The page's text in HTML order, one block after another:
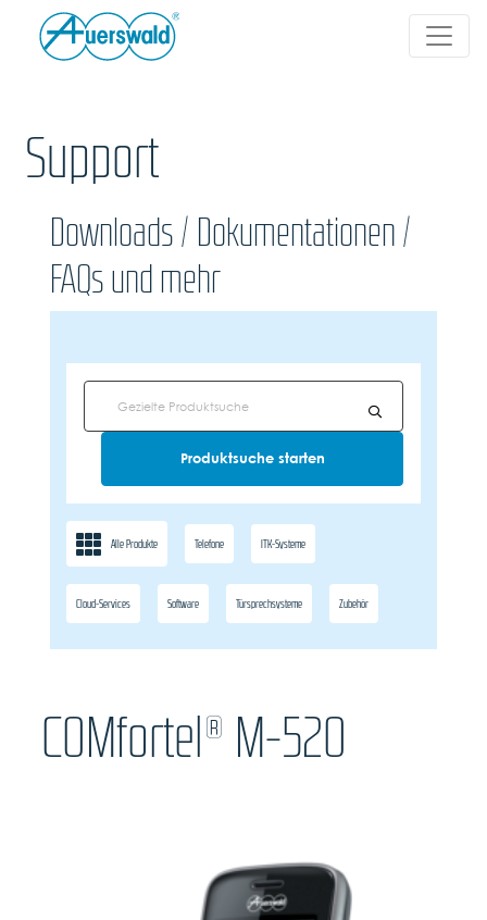
Support
Downloads / Dokumentationen /
FAQs und mehr
Alle Produkte Telefone ITK-Systeme
Cloud-Services Software Türsprechsysteme Zubehör
COMfortel® M-520